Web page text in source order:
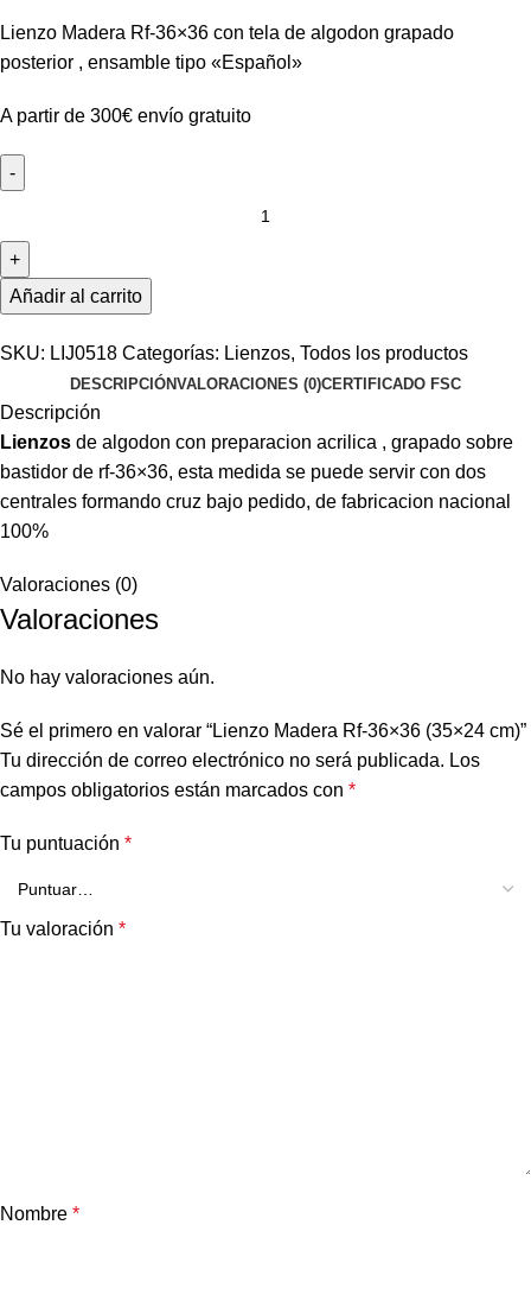
Lienzo Madera Rf-36×36 con tela de algodon grapado
posterior , ensamble tipo «Español»
A partir de 300€ envío gratuito
Rf-
36x36
cm)
cantidad
Añadir al carrito
SKU: LIJ0518 Categorías: Lienzos, Todos los productos
DESCRIPCIÓNVALORACIONES (0)CERTIFICADO FSC
Descripción
Lienzos de algodon con preparacion acrilica , grapado sobre
bastidor de rf-36×36, esta medida se puede servir con dos
centrales formando cruz bajo pedido, de fabricacion nacional
100%
Valoraciones (0)
Valoraciones
No hay valoraciones aún.
Sé el primero en valorar “Lienzo Madera Rf-36×36 (35×24 cm)”
Tu dirección de correo electrónico no será publicada. Los
campos obligatorios están marcados con *
Tu puntuación *
Tu valoración *
Nombre *